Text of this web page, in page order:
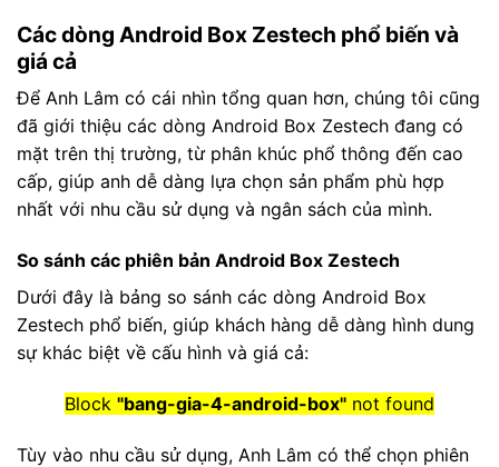
Các dòng Android Box Zestech phổ biến và
giá cả
Để Anh Lâm có cái nhìn tổng quan hơn, chúng tôi cũng
đã giới thiệu các dòng Android Box Zestech đang có
mặt trên thị trường, từ phân khúc phổ thông đến cao
cấp, giúp anh dễ dàng lựa chọn sản phẩm phù hợp
nhất với nhu cầu sử dụng và ngân sách của mình.
So sánh các phiên bản Android Box Zestech
Dưới đây là bảng so sánh các dòng Android Box
Zestech phổ biến, giúp khách hàng dễ dàng hình dung
sự khác biệt về cấu hình và giá cả:
Block "bang-gia-4-android-box" not found
Tùy vào nhu cầu sử dụng, Anh Lâm có thể chọn phiên